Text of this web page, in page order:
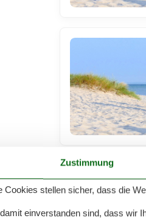
Zustimmung
Cookies stellen sicher, dass die
einverstanden sind, dass wir